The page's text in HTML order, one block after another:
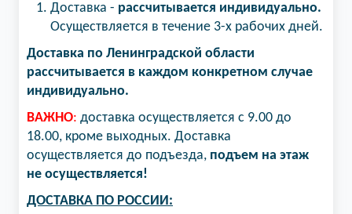
Доставка - рассчитывается индивидуально.
Осуществляется в течение 3-х рабочих дней.
Доставка по Ленинградской области
рассчитывается в каждом конкретном случае
индивидуально.
ВАЖНО: доставка осуществляется с 9.00 до
18.00, кроме выходных. Доставка
осуществляется до подъезда, подъем на этаж
не осуществляется!
ДОСТАВКА ПО РОССИИ: